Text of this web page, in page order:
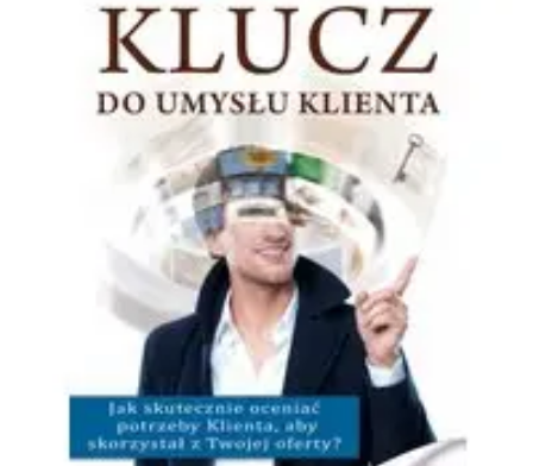
Oferty Wyjazdowe
Zdrowe wakacjeRodzinne Wakacje Aktywne WakacjeRodzinne
Wakacyjne Kierunki
Oferty Wyjazdowe